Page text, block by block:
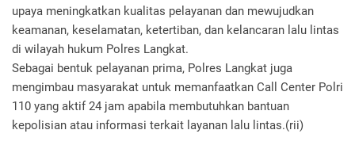
upaya meningkatkan kualitas pelayanan dan mewujudkan
keamanan, keselamatan, ketertiban, dan kelancaran lalu lintas
di wilayah hukum Polres Langkat.
Sebagai bentuk pelayanan prima, Polres Langkat juga
mengimbau masyarakat untuk memanfaatkan Call Center Polri
110 yang aktif 24 jam apabila membutuhkan bantuan
kepolisian atau informasi terkait layanan lalu lintas.(rii)